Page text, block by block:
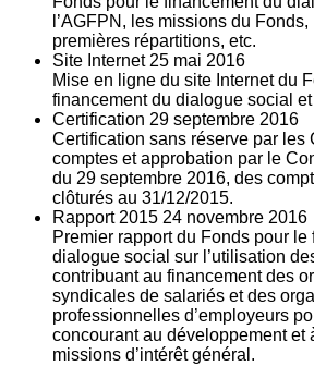
l’AGFPN, les missions du
premières répartitions, etc.
Site Internet 25 mai 2016
Mise en ligne du site Internet du
financement du dialogue social et
Certification 29 septembre 2016
Certification sans réserve par les
comptes et approbation par le
du 29 septembre 2016, des
clôturés au 31/12/2015.
Rapport 2015 24 novembre 2016
Premier rapport du Fonds pour le
dialogue social sur l’utilisation
contribuant au financement des
syndicales de salariés et des
professionnelles d’employeurs
concourant au développement et
missions d’intérêt général.